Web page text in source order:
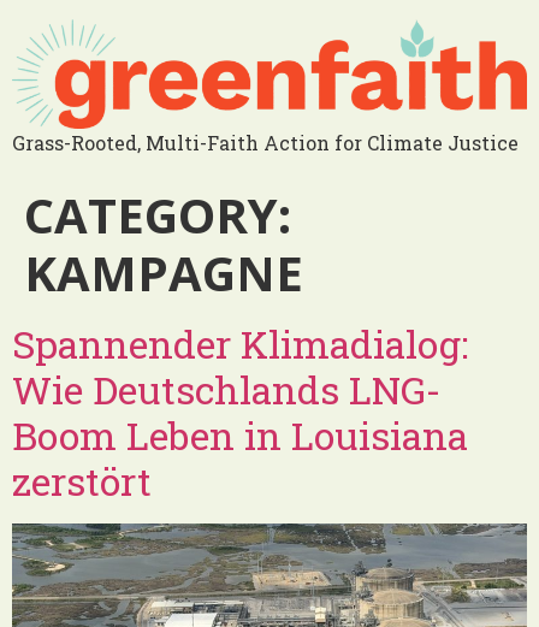
Grass-Rooted, Multi-Faith Action for Climate Justice
CATEGORY:
KAMPAGNE
Spannender Klimadialog:
Wie Deutschlands LNG-
Boom Leben in Louisiana
zerstört